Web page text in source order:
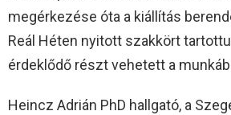
megérkezése óta a kiállítás
Reál Héten nyitott szakkört
érdeklődő részt vehetett a
Heincz Adrián PhD hallgató, a